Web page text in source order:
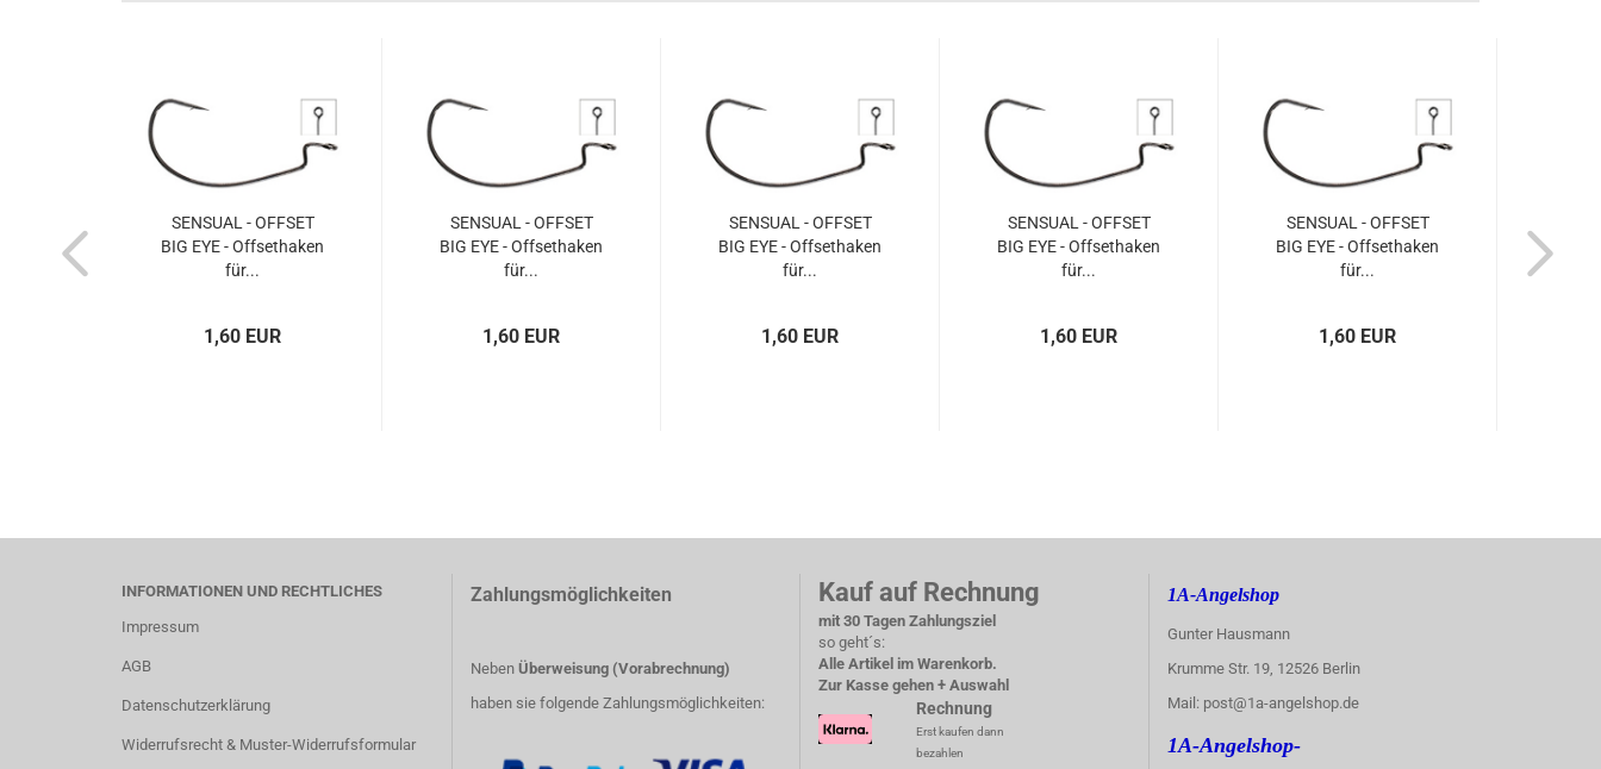
SENSUAL - OFFSET
BIG EYE - Offsethaken
für...
1,60 EUR
SENSUAL - OFFSET
BIG EYE - Offsethaken
für...
1,60 EUR
SENSUAL - OFFSET
BIG EYE - Offsethaken
für...
1,60 EUR
SENSUAL - OFFSET
BIG EYE - Offsethaken
für...
1,60 EUR
SENSUAL - OFFSET
BIG EYE - Offsethaken
für...
1,60 EUR
INFORMATIONEN UND RECHTLICHES
Impressum
AGB
Datenschutzerklärung
Widerrufsrecht & Muster-Widerrufsformular
Zahlungsmöglichkeiten
NebenÜberweisung (Vorabrechnung)
haben sie folgende Zahlungsmöglichkeiten:
Kauf auf Rechnung
mit 30 Tagen Zahlungsziel
so geht´s:
Alle Artikel im Warenkorb.
Zur Kasse gehen + Auswahl
Rechnung
Erst kaufen dann
bezahlen
1A-Angelshop
Gunter Hausmann
Krumme Str. 19, 12526 Berlin
Mail: post@1a-angelshop.de
1A-Angelshop-